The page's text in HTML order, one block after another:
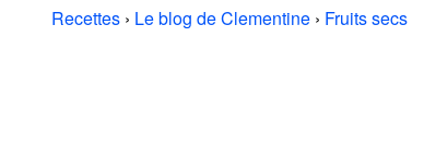
Recettes › Le blog de Clementine › Fruits secs